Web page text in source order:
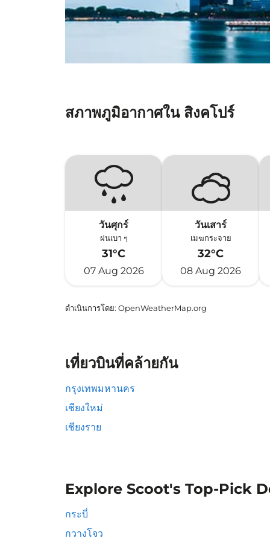
สภาพภูมิอากาศใน สิงคโปร์
วันศุกร์
ฝนเบา ๆ
31°C
07 Aug 2026
วันเสาร์
เมฆกระจาย
32°C
08 Aug 2026
ดำเนินการโดย: OpenWeatherMap.org
เที่ยวบินที่คล้ายกัน
กรุงเทพมหานคร
เชียงใหม่
เชียงราย
Explore Scoot's Top-Pick
กระบี่
กวางโจว